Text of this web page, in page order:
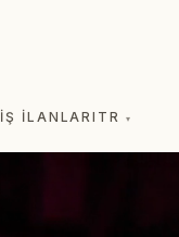
İŞ İLANLARI TR ▾